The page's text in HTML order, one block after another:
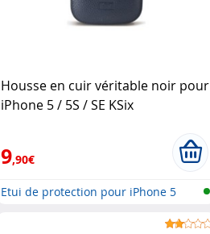
Housse en cuir véritable noir pour
iPhone 5 / 5S / SE KSix
9,90€
Etui de protection pour iPhone 5